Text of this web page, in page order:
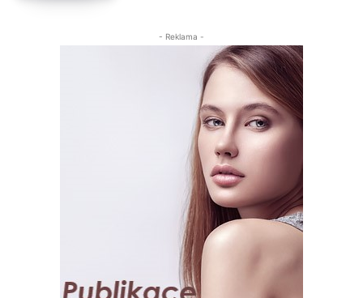
- Reklama -